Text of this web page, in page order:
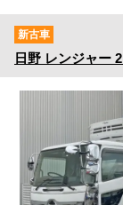
新古車
日野 レンジャー